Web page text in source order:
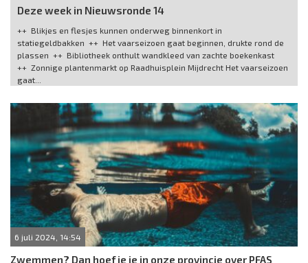
Deze week in Nieuwsronde 14
++ Blikjes en flesjes kunnen onderweg binnenkort in
statiegeldbakken ++ Het vaarseizoen gaat beginnen, drukte rond de
plassen ++ Bibliotheek onthult wandkleed van zachte boekenkast
++ Zonnige plantenmarkt op Raadhuisplein Mijdrecht Het vaarseizoen
gaat...
6 juli 2024, 14:54
Zwemmen? Dan hoef je je in onze provincie over PFAS